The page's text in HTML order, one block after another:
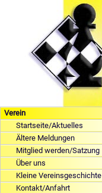
Verein
Startseite/Aktuelles
Ältere Meldungen
Mitglied werden/Satzung
Über uns
Kleine Vereinsgeschichte
Kontakt/Anfahrt